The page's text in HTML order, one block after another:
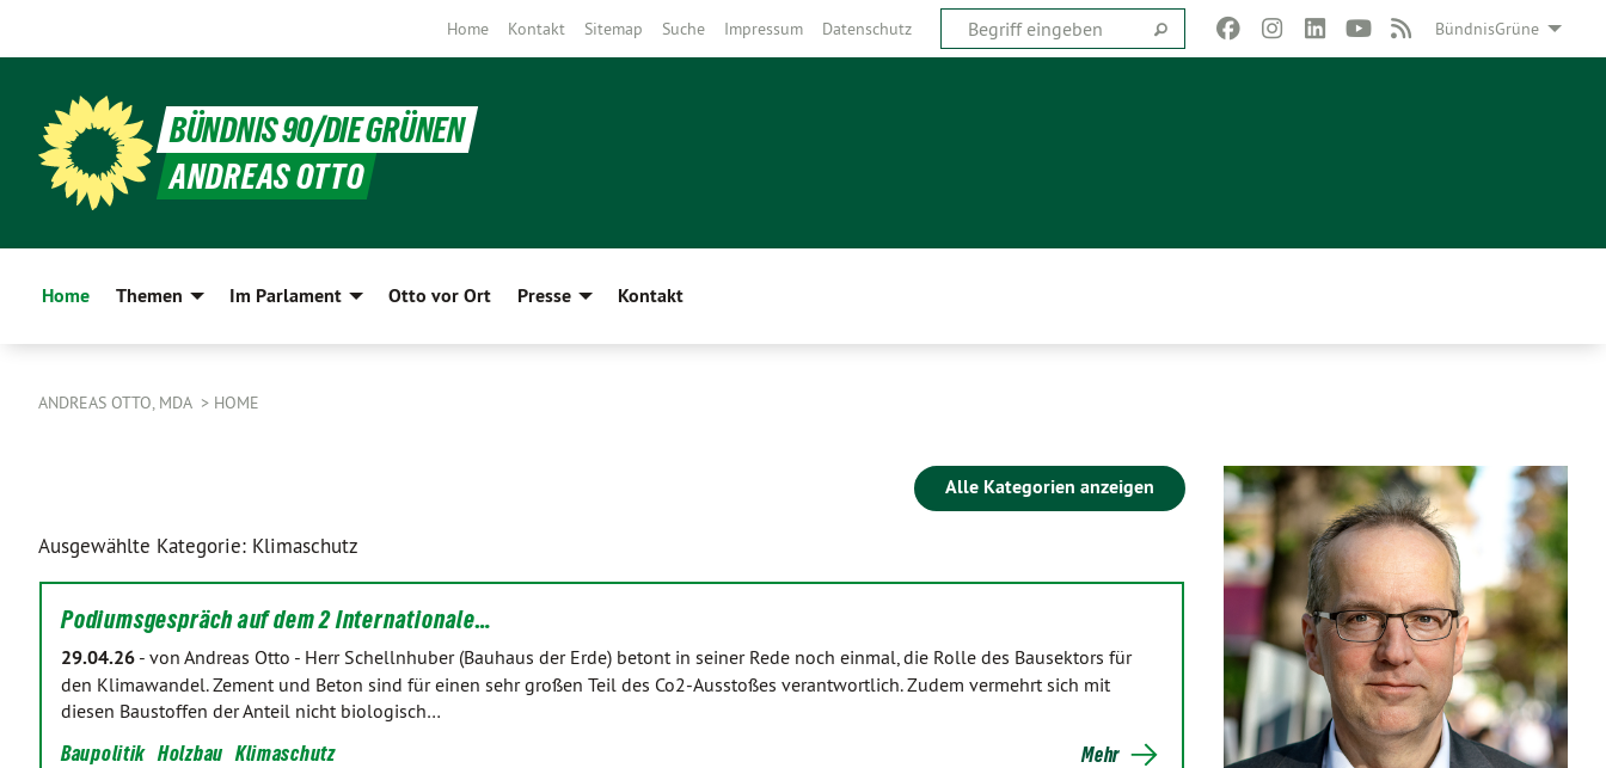
BündnisGrüne
Home Kontakt Sitemap Suche Impressum Datenschutz
BÜNDNIS 90/DIE GRÜNEN
ANDREAS OTTO
Home Themen Im Parlament Otto vor Ort Presse Kontakt
ANDREAS OTTO, MDA HOME
Alle Kategorien anzeigen
Ausgewählte Kategorie: Klimaschutz
Podiumsgespräch auf dem 2 Internationale…
29.04.26 - von Andreas Otto - Herr Schellnhuber (Bauhaus der Erde) betont in seiner Rede noch einmal, die Rolle des Bausektors für
den Klimawandel. Zement und Beton sind für einen sehr großen Teil des Co2-Ausstoßes verantwortlich. Zudem vermehrt sich mit
diesen Baustoffen der Anteil nicht biologisch…
Baupolitik Holzbau Klimaschutz Mehr